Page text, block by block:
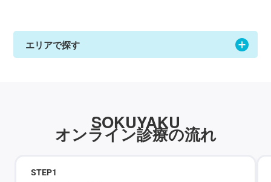
エリアで探す
SOKUYAKU
オンライン診療の流れ
STEP1